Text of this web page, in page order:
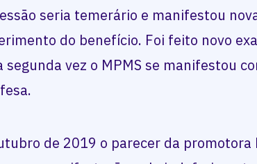
seria temerário e manifestou
do benefício. Foi feito novo
segunda vez o MPMS se manifestou
de 2019 o parecer da promotora